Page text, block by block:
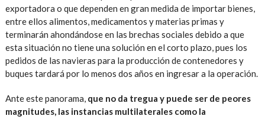
exportadora o que dependen en gran medida de importar bienes,
entre ellos alimentos, medicamentos y materias primas y
terminarán ahondándose en las brechas sociales debido a que
esta situación no tiene una solución en el corto plazo, pues los
pedidos de las navieras para la producción de contenedores y
buques tardará por lo menos dos años en ingresar a la operación.
Ante este panorama, que no da tregua y puede ser de peores
magnitudes, las instancias multilaterales como la